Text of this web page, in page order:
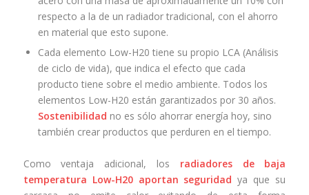
respecto a la de un radiador tradicional, con el ahorro
en material que esto supone.
Cada elemento Low-H20 tiene su propio LCA (Análisis
de ciclo de vida), que indica el efecto que cada
producto tiene sobre el medio ambiente. Todos los
elementos Low-H20 están garantizados por 30 años.
Sostenibilidad no es sólo ahorrar energía hoy, sino
también crear productos que perduren en el tiempo.
Como ventaja adicional, los radiadores de baja
temperatura Low-H20 aportan seguridad ya que su